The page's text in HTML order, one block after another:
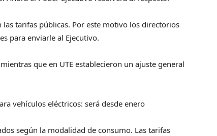
tarifas públicas. Por este motivo los directorios
para enviarle al Ejecutivo.
que en UTE establecieron un ajuste general
vehículos eléctricos: será desde enero
según la modalidad de consumo. Las tarifas